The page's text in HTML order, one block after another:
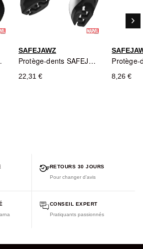
un ajustement parfait à chaque fois
se démarquer
- Adulte
SAFEJAWZ
Protège-dents SAFEJAWZ Venom Marvel pour Appareils Dentaires
22,31 € 8,26 €
keyboard_arrow_right
RETOURS 30 JOURS
Pour changer d'avis
CONSEIL EXPERT
Pratiquants passionnés